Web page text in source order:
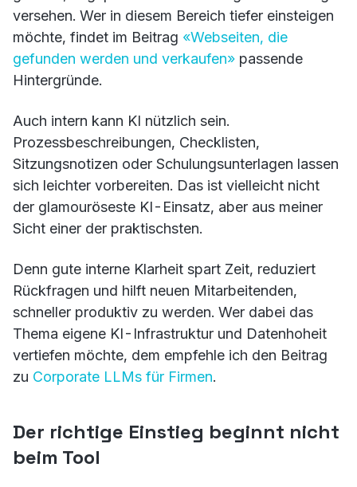
versehen. Wer in diesem Bereich tiefer einsteigen
möchte, findet im Beitrag «Webseiten, die
gefunden werden und verkaufen» passende
Hintergründe.
Auch intern kann KI nützlich sein.
Prozessbeschreibungen, Checklisten,
Sitzungsnotizen oder Schulungsunterlagen lassen
sich leichter vorbereiten. Das ist vielleicht nicht
der glamouröseste KI-Einsatz, aber aus meiner
Sicht einer der praktischsten.
Denn gute interne Klarheit spart Zeit, reduziert
Rückfragen und hilft neuen Mitarbeitenden,
schneller produktiv zu werden. Wer dabei das
Thema eigene KI-Infrastruktur und Datenhoheit
vertiefen möchte, dem empfehle ich den Beitrag
zu Corporate LLMs für Firmen.
Der richtige Einstieg beginnt nicht
beim Tool